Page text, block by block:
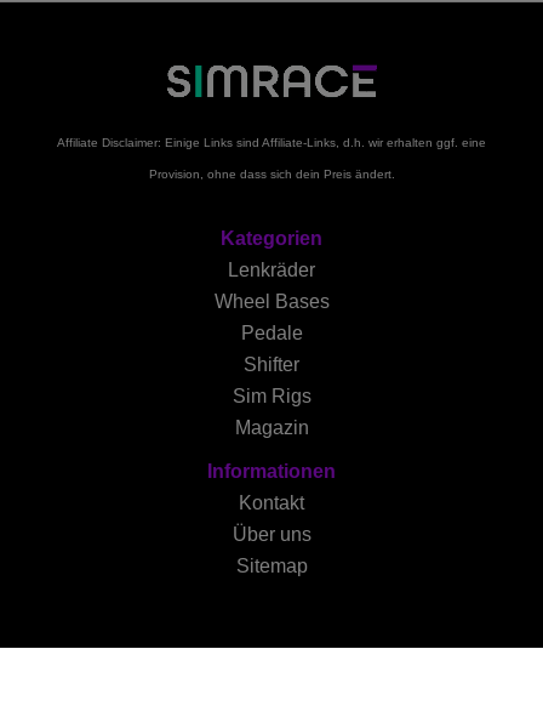
Affiliate Disclaimer: Einige Links sind Affiliate-Links, d.h. wir erhalten ggf. eine
Provision, ohne dass sich dein Preis ändert.
Kategorien
Lenkräder
Wheel Bases
Pedale
Shifter
Sim Rigs
Magazin
Informationen
Kontakt
Über uns
Sitemap